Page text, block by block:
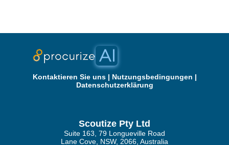
Kontaktieren Sie uns| Nutzungsbedingungen |
Datenschutzerklärung
Scoutize Pty Ltd
Suite 163, 79 Longueville Road
Lane Cove, NSW, 2066, Australia